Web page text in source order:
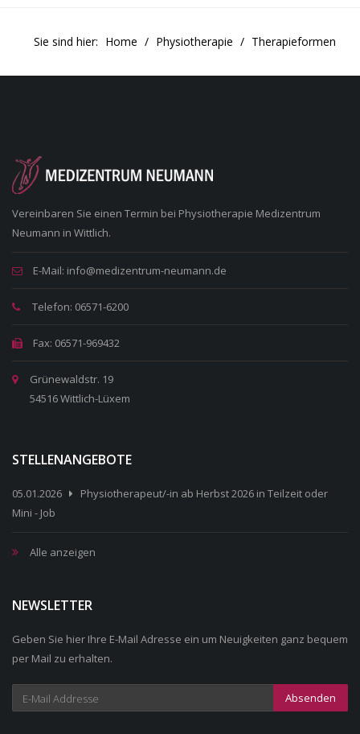
Sie sind hier: Home Physiotherapie Therapieformen
Vereinbaren Sie einen Termin bei Physiotherapie Medizentrum
Neumann in Wittlich.
E-Mail: info@medizentrum-neumann.de
Telefon: 06571-6200
Fax: 06571-969432
Grünewaldstr. 19
54516 Wittlich-Lüxem
STELLENANGEBOTE
05.01.2026
Physiotherapeut/-in ab Herbst 2026 in Teilzeit oder
Mini - Job
Alle anzeigen
NEWSLETTER
Geben Sie hier Ihre E-Mail Adresse ein um Neuigkeiten ganz bequem
per Mail zu erhalten.
Absenden